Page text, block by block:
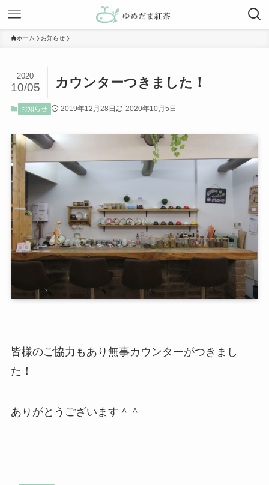
ホーム お知らせ
カウンターつきました！
2020
10/05
お知らせ 2019年12月28日 2020年10月5日
皆様のご協力もあり無事カウンターがつきまし
た！
ありがとうございます＾＾